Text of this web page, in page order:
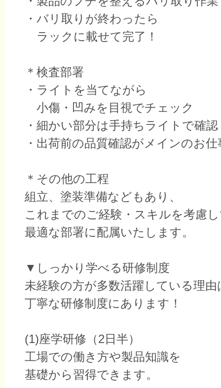
・バリ取りが終わったら
ラックに載せて完了！
＊検査部署
・ライトを当てながら
小傷・凹みを目視でチェック
・細かい部分は手持ちライトで確認
・出荷前の品質確認がメインのお
＊その他の工程
組立、塗装準備などもあり、
これまでのご経験・スキルを考慮
最適な部署に配属いたします。
▼しっかり学べる研修制度
未経験の方が多数活躍している理由
丁寧な研修制度にあります！
(1)座学研修（2日半）
工場での働き方や製品知識を
基礎から習得できます。